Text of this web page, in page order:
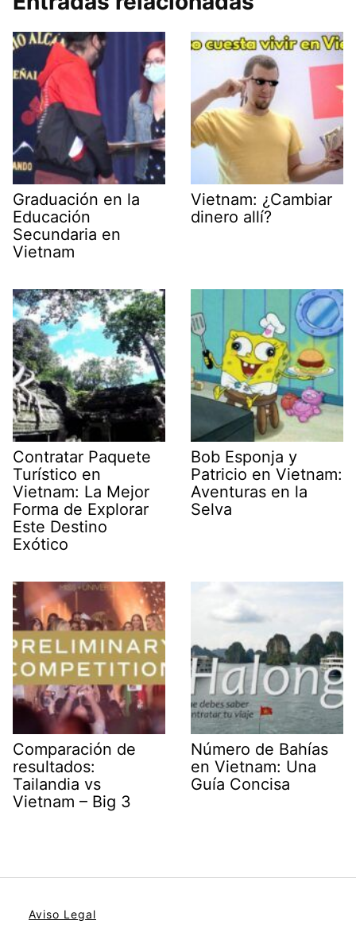
Graduación en la
Educación
Secundaria en
Vietnam
Vietnam: ¿Cambiar
dinero allí?
Contratar Paquete
Turístico en
Vietnam: La Mejor
Forma de Explorar
Este Destino
Exótico
Bob Esponja y
Patricio en Vietnam:
Aventuras en la
Selva
Comparación de
resultados:
Tailandia vs
Vietnam – Big 3
Número de Bahías
en Vietnam: Una
Guía Concisa
Aviso Legal